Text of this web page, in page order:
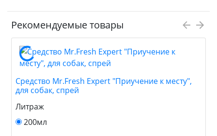
Рекомендуемые товары
Средство Mr.Fresh Expert "Приучение к месту",
для собак, спрей
Литраж
200мл